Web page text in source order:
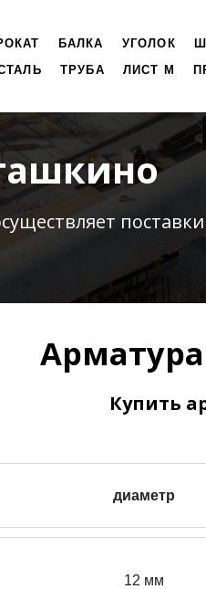
БАЛКА УГОЛОК
ТРУБА ЛИСТ М
поставки
Купить
диаметр
12 мм